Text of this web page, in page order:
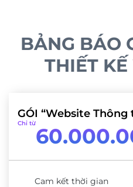
BẢNG BÁO
THIẾT
GÓI “Website
Chỉ từ
Cam kết thời gian